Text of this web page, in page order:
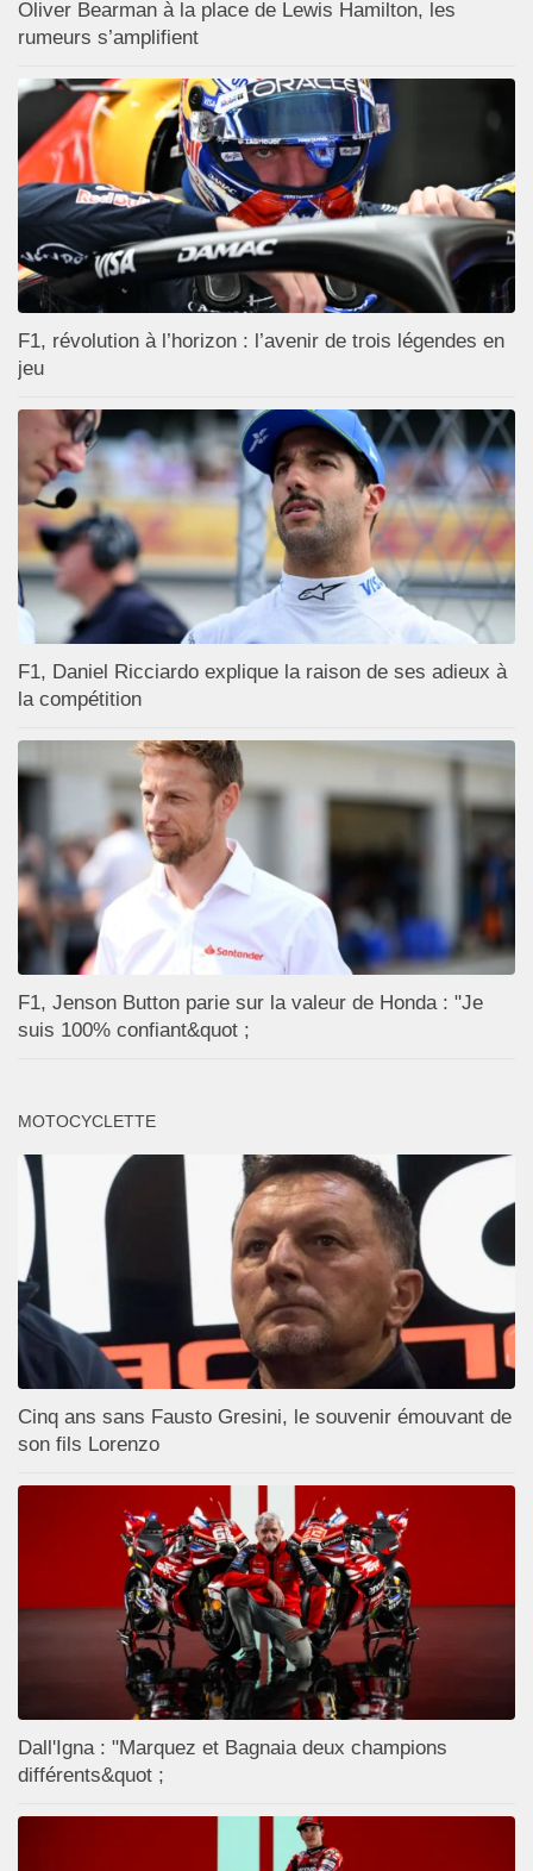
Oliver Bearman à la place de Lewis Hamilton, les
rumeurs s’amplifient
F1, révolution à l’horizon : l’avenir de trois légendes en
jeu
F1, Daniel Ricciardo explique la raison de ses adieux à
la compétition
F1, Jenson Button parie sur la valeur de Honda : "Je
suis 100% confiant&quot ;
MOTOCYCLETTE
Cinq ans sans Fausto Gresini, le souvenir émouvant de
son fils Lorenzo
Dall'Igna : "Marquez et Bagnaia deux champions
différents&quot ;